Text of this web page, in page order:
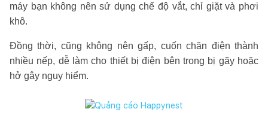
máy bạn không nên sử dụng chế độ vắt, chỉ giặt và phơi
khô.
Đồng thời, cũng không nên gấp, cuốn chăn điện thành
nhiều nếp, dễ làm cho thiết bị điện bên trong bị gãy hoặc
hở gây nguy hiểm.